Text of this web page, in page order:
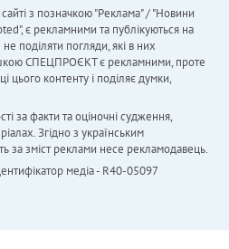
з позначкою "Реклама" / "Новини
є рекламними та публікуються на
поділяти погляди, які в них
СПЕЦПРОЄКТ є рекламними, проте
цього контенту і поділяє думки,
за факти та оціночні судження,
Згідно з українським
за зміст реклами несе рекламодавець.
медіа - R40-05097